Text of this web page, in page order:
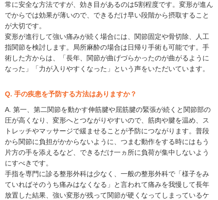
常に安全な方法ですが、効き目があるのは5割程度です。変形が進ん
でからでは効果が薄いので、できるだけ早い段階から摂取すること
が大切です。
変形が進行して強い痛みが続く場合には、関節固定や骨切除、人工
指関節を検討します。局所麻酔の場合は日帰り手術も可能です。手
術した方からは、「長年、関節が曲げづらかったのが曲がるように
なった」「力が入りやすくなった」という声をいただいています。
Q. 手の疾患を予防する方法はありますか？
A. 第一、第二関節を動かす伸筋腱や屈筋腱の緊張が続くと関節部の
圧が高くなり、変形へとつながりやすいので、筋肉や腱を温め、ス
トレッチやマッサージで緩ませることが予防につながります。普段
から関節に負担がかからないように、つまむ動作をする時にはもう
片方の手を添えるなど、できるだけ一ヵ所に負荷が集中しないよう
にすべきです。
手指を専門に診る整形外科は少なく、一般の整形外科で「様子をみ
ていればそのうち痛みはなくなる」と言われて痛みを我慢して長年
放置した結果、強い変形が残って関節が硬くなってしまっているケ